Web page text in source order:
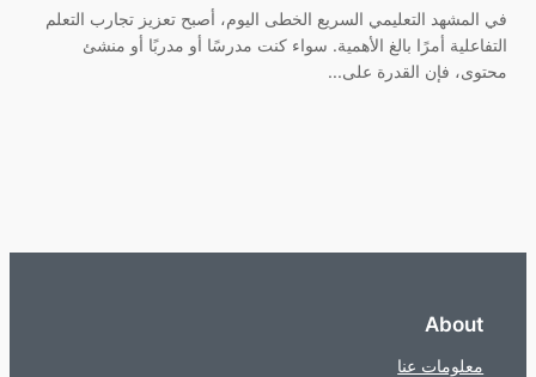
في المشهد التعليمي السريع الخطى اليوم، أصبح تعزيز تجارب التعلم
التفاعلية أمرًا بالغ الأهمية. سواء كنت مدرسًا أو مدربًا أو منشئ
محتوى، فإن القدرة على...
About
معلومات عنا